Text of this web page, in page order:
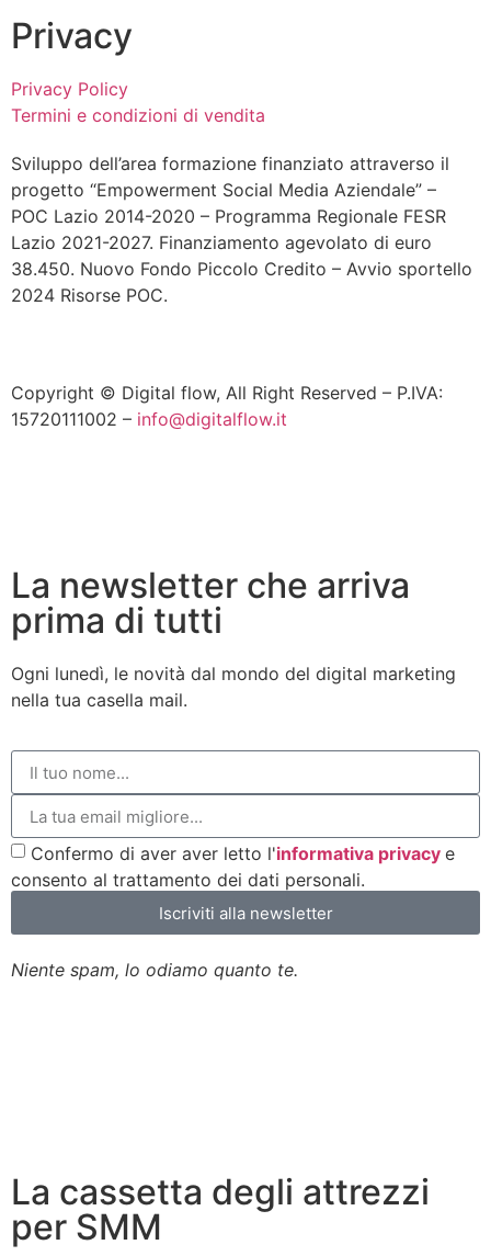
Privacy
Privacy Policy
Termini e condizioni di vendita
Sviluppo dell’area formazione finanziato attraverso il
progetto “Empowerment Social Media Aziendale” –
POC Lazio 2014-2020 – Programma Regionale FESR
Lazio 2021-2027. Finanziamento agevolato di euro
38.450. Nuovo Fondo Piccolo Credito – Avvio sportello
2024 Risorse POC.
Copyright © Digital flow, All Right Reserved – P.IVA:
15720111002 – info@digitalflow.it
La newsletter che arriva
prima di tutti
Ogni lunedì, le novità dal mondo del digital marketing
nella tua casella mail.
Confermo di aver aver letto l'informativa privacy e
consento al trattamento dei dati personali.
Iscriviti alla newsletter
Niente spam, lo odiamo quanto te.
La cassetta degli attrezzi
per SMM